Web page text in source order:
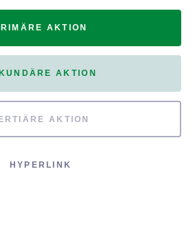
AKTION
AKTION
AKTION
HYPERLINK